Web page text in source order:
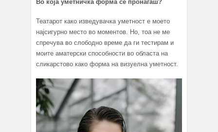
Во која уметничка форма се пронаѓаш?
Театарот како изведувачка уметност е моето
најсигурно место во моментов. Но, тоа не ме
спречува во слободно време да ги тестирам и
моите аматерски способности во областа на
сликарстово како форма на визуелна уметност.